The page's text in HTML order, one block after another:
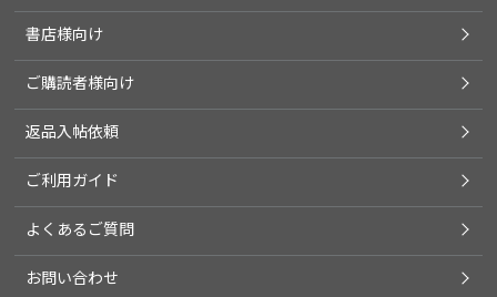
書店様向け
ご購読者様向け
返品入帖依頼
ご利用ガイド
よくあるご質問
お問い合わせ